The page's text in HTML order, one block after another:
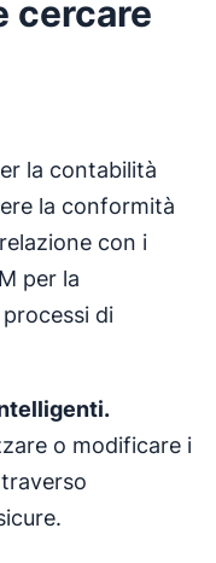
cercare
la contabilità
la conformità
con i
per la
di
o modificare i